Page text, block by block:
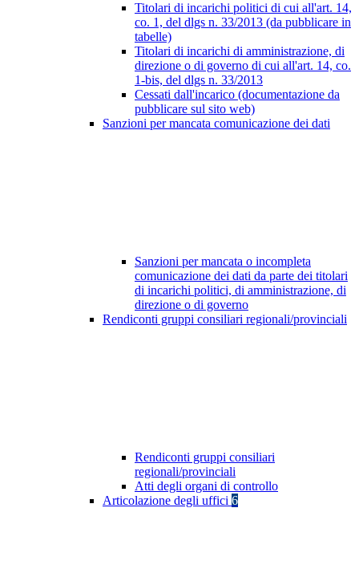
Titolari di incarichi politici di cui all'art. 14,
co. 1, del dlgs n. 33/2013 (da pubblicare in
tabelle)
Titolari di incarichi di amministrazione, di
direzione o di governo di cui all'art. 14, co.
1-bis, del dlgs n. 33/2013
Cessati dall'incarico (documentazione da
pubblicare sul sito web)
Sanzioni per mancata comunicazione dei dati
Sanzioni per mancata o incompleta
comunicazione dei dati da parte dei titolari
di incarichi politici, di amministrazione, di
direzione o di governo
Rendiconti gruppi consiliari regionali/provinciali
Rendiconti gruppi consiliari
regionali/provinciali
Atti degli organi di controllo
Articolazione degli uffici 6